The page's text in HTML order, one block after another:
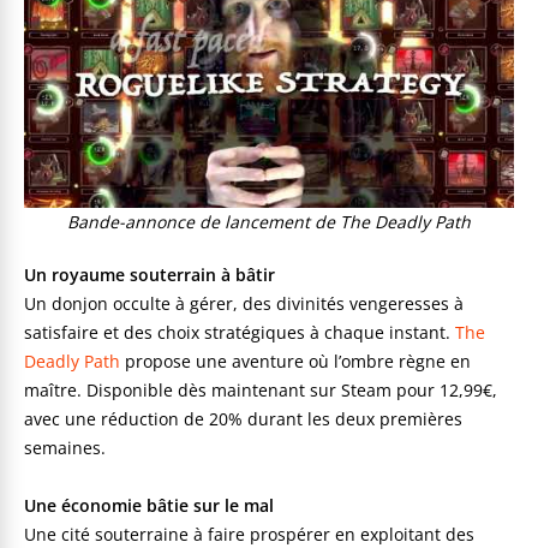
Bande-annonce de lancement de The Deadly Path
Un royaume souterrain à bâtir
Un donjon occulte à gérer, des divinités vengeresses à
satisfaire et des choix stratégiques à chaque instant. The
Deadly Path propose une aventure où l’ombre règne en
maître. Disponible dès maintenant sur Steam pour 12,99€,
avec une réduction de 20% durant les deux premières
semaines.
Une économie bâtie sur le mal
Une cité souterraine à faire prospérer en exploitant des